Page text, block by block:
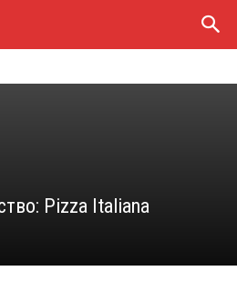
Pizza Italiana